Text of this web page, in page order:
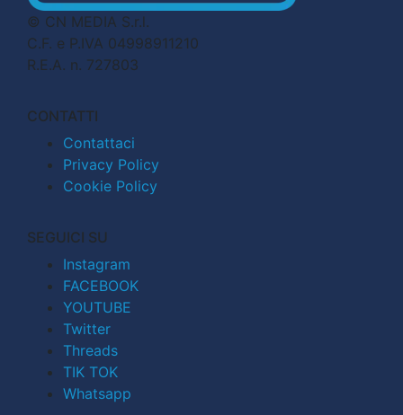
© CN MEDIA S.r.l.
C.F. e P.IVA 04998911210
R.E.A. n. 727803
CONTATTI
Contattaci
Privacy Policy
Cookie Policy
SEGUICI SU
Instagram
FACEBOOK
YOUTUBE
Twitter
Threads
TIK TOK
Whatsapp